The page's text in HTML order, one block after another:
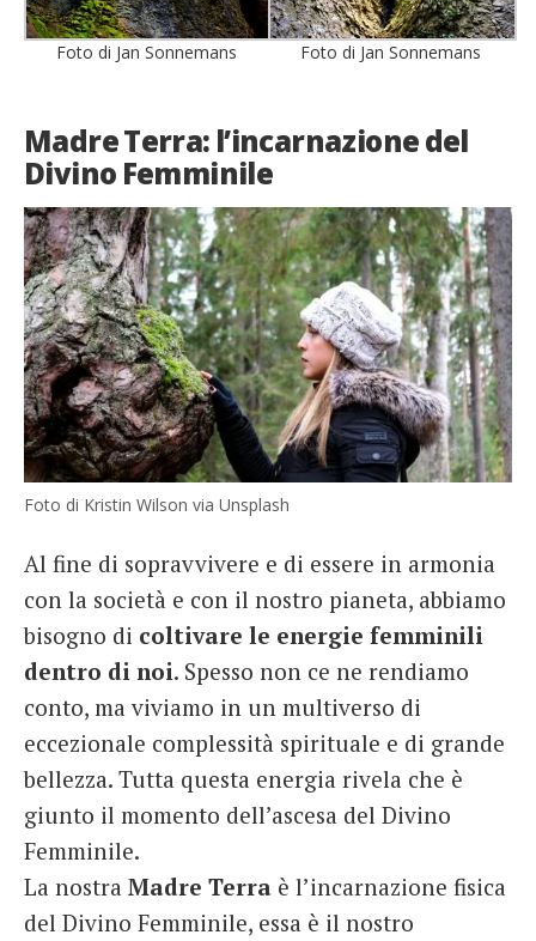
Foto di Jan Sonnemans Foto di Jan Sonnemans
Madre Terra: l’incarnazione del
Divino Femminile
Foto di Kristin Wilson via Unsplash
Al fine di sopravvivere e di essere in armonia
con la società e con il nostro pianeta, abbiamo
bisogno di coltivare le energie femminili
dentro di noi. Spesso non ce ne rendiamo
conto, ma viviamo in un multiverso di
eccezionale complessità spirituale e di grande
bellezza. Tutta questa energia rivela che è
giunto il momento dell’ascesa del Divino
Femminile.
La nostra Madre Terra è l’incarnazione fisica
del Divino Femminile, essa è il nostro